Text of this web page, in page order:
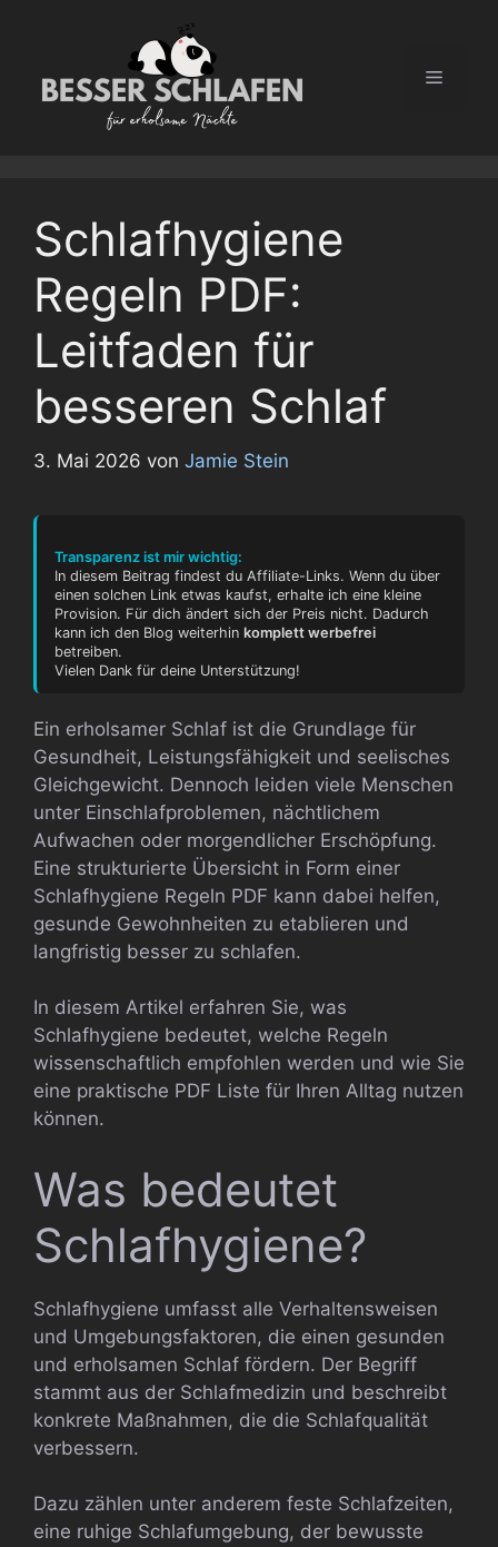
Menü
Schlafhygiene
Regeln PDF:
Leitfaden für
besseren Schlaf
3. Mai 2026 von Jamie Stein
Transparenz ist mir wichtig:
In diesem Beitrag findest du Affiliate-Links. Wenn du über
einen solchen Link etwas kaufst, erhalte ich eine kleine
Provision. Für dich ändert sich der Preis nicht. Dadurch
kann ich den Blog weiterhin komplett werbefrei
betreiben.
Vielen Dank für deine Unterstützung!
Ein erholsamer Schlaf ist die Grundlage für
Gesundheit, Leistungsfähigkeit und seelisches
Gleichgewicht. Dennoch leiden viele Menschen
unter Einschlafproblemen, nächtlichem
Aufwachen oder morgendlicher Erschöpfung.
Eine strukturierte Übersicht in Form einer
Schlafhygiene Regeln PDF kann dabei helfen,
gesunde Gewohnheiten zu etablieren und
langfristig besser zu schlafen.
In diesem Artikel erfahren Sie, was
Schlafhygiene bedeutet, welche Regeln
wissenschaftlich empfohlen werden und wie Sie
eine praktische PDF Liste für Ihren Alltag nutzen
können.
Was bedeutet
Schlafhygiene?
Schlafhygiene umfasst alle Verhaltensweisen
und Umgebungsfaktoren, die einen gesunden
und erholsamen Schlaf fördern. Der Begriff
stammt aus der Schlafmedizin und beschreibt
konkrete Maßnahmen, die die Schlafqualität
verbessern.
Dazu zählen unter anderem feste Schlafzeiten,
eine ruhige Schlafumgebung, der bewusste